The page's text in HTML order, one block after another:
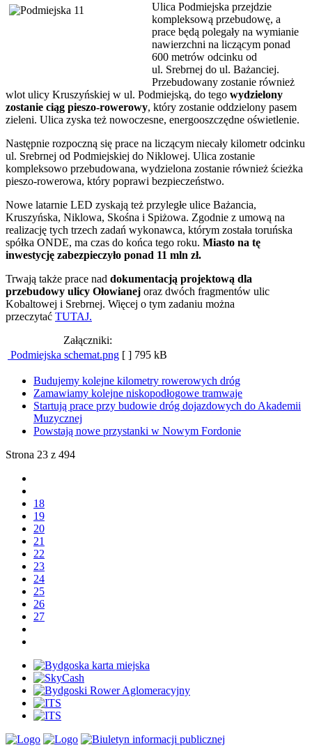
Ulica Podmiejska przejdzie
kompleksową przebudowę, a
prace będą polegały na wymianie
nawierzchni na liczącym ponad
600 metrów odcinku od
ul. Srebrnej do ul. Bażanciej.
Przebudowany zostanie również
wlot ulicy Kruszyńskiej w ul. Podmiejską, do tego wydzielony
zostanie ciąg pieszo-rowerowy, który zostanie oddzielony pasem
zieleni. Ulica zyska też nowoczesne, energooszczędne oświetlenie.
Następnie rozpoczną się prace na liczącym niecały kilometr odcinku
ul. Srebrnej od Podmiejskiej do Niklowej. Ulica zostanie
kompleksowo przebudowana, wydzielona zostanie również ścieżka
pieszo-rowerowa, który poprawi bezpieczeństwo.
Nowe latarnie LED zyskają też przyległe ulice Bażancia,
Kruszyńska, Niklowa, Skośna i Spiżowa. Zgodnie z umową na
realizację tych trzech zadań wykonawca, którym została toruńska
spółka ONDE, ma czas do końca tego roku. Miasto na tę
inwestycję zabezpieczyło ponad 11 mln zł.
Trwają także prace nad dokumentacją projektową dla
przebudowy ulicy Ołowianej oraz dwóch fragmentów ulic
Kobaltowej i Srebrnej. Więcej o tym zadaniu można
przeczytać TUTAJ.
Załączniki:
Podmiejska schemat.png [ ] 795 kB
Budujemy kolejne kilometry rowerowych dróg
Zamawiamy kolejne niskopodłogowe tramwaje
Startują prace przy budowie dróg dojazdowych do Akademii
Muzycznej
Powstają nowe przystanki w Nowym Fordonie
Strona 23 z 494
18
19
20
21
22
23
24
25
26
27